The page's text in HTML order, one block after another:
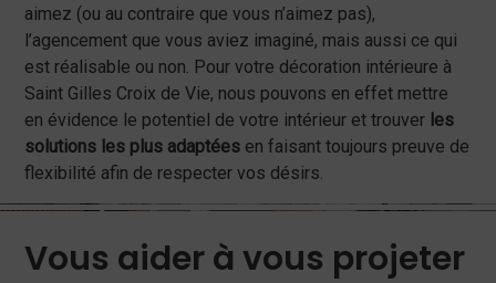
aimez (ou au contraire que vous n’aimez pas),
l’agencement que vous aviez imaginé, mais aussi ce qui
est réalisable ou non. Pour votre décoration intérieure à
Saint Gilles Croix de Vie, nous pouvons en effet mettre
en évidence le potentiel de votre intérieur et trouver les
solutions les plus adaptées en faisant toujours preuve de
flexibilité afin de respecter vos désirs.
Vous aider à vous projeter